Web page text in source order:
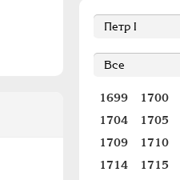
1699 1700
1704
1705
1709
1710
1714
1715